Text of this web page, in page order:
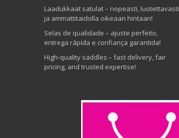
Laadukkaat satulat – nopeasti, luotettavasti
ja ammattitaidolla oikeaan hintaan!
Selas de qualidade – ajuste perfeito,
entrega rápida e confiança garantida!
High-quality saddles – fast delivery, fair
pricing, and trusted expertise!